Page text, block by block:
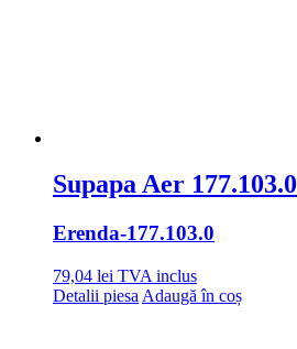
Supapa Aer 177.103.0
Erenda-177.103.0
79,04 lei TVA inclus
Detalii piesa Adaugă în coș